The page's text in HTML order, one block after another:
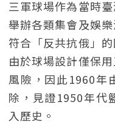
三軍球場作為當時
舉辦各類集會及娛
符合「反共抗俄」
由於球場設計僅保
風險，因此1960年
除，見證1950年代
入歷史。